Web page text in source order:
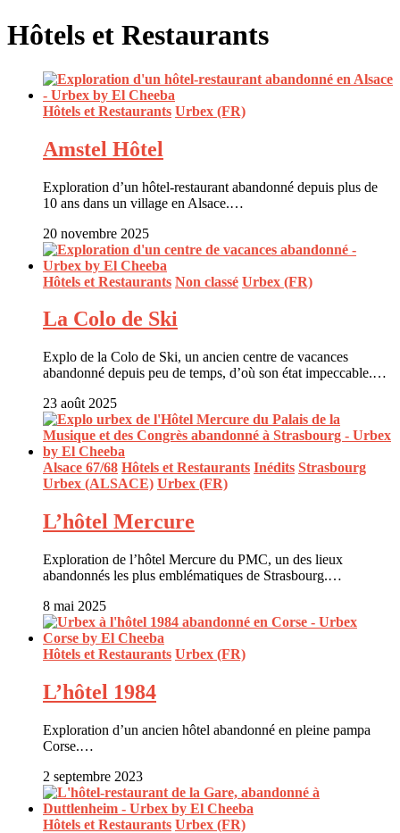
Hôtels et Restaurants
Hôtels et Restaurants Urbex (FR)
Amstel Hôtel
Exploration d’un hôtel-restaurant abandonné depuis plus de
10 ans dans un village en Alsace.…
20 novembre 2025
Hôtels et Restaurants Non classé Urbex (FR)
La Colo de Ski
Explo de la Colo de Ski, un ancien centre de vacances
abandonné depuis peu de temps, d’où son état impeccable.…
23 août 2025
Alsace 67/68 Hôtels et Restaurants Inédits Strasbourg
Urbex (ALSACE) Urbex (FR)
L’hôtel Mercure
Exploration de l’hôtel Mercure du PMC, un des lieux
abandonnés les plus emblématiques de Strasbourg.…
8 mai 2025
Hôtels et Restaurants Urbex (FR)
L’hôtel 1984
Exploration d’un ancien hôtel abandonné en pleine pampa
Corse.…
2 septembre 2023
Hôtels et Restaurants Urbex (FR)